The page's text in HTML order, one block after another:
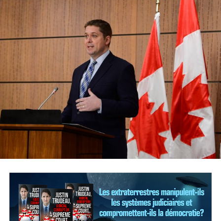
948 cas. 515 décès et 4316 nouveaux cas y ont été
annoncés dimanche. 21 815 personnes sont considérées
comme guéries par les autorités italiennes.
Après l’Italie, les pays les plus touchés sont l’Espagne
avec 12 418 morts pour 130 759 cas, les États-Unis avec
9180 morts (324 052 cas), la France avec 8078 morts
(92 839 cas), et le Royaume-Uni avec 4934 morts (47
806 cas).
La Chine (sans les territoires de Hong Kong et Macao),
où l’épidémie a débuté fin décembre, a dénombré au
total 81 669 cas (30 nouveaux entre samedi et
dimanche), dont 3329 décès (3 nouveaux), et 76 964
guérisons.
En nombre de cas officiellement recensés, les États-Unis
sont le pays le plus touché.